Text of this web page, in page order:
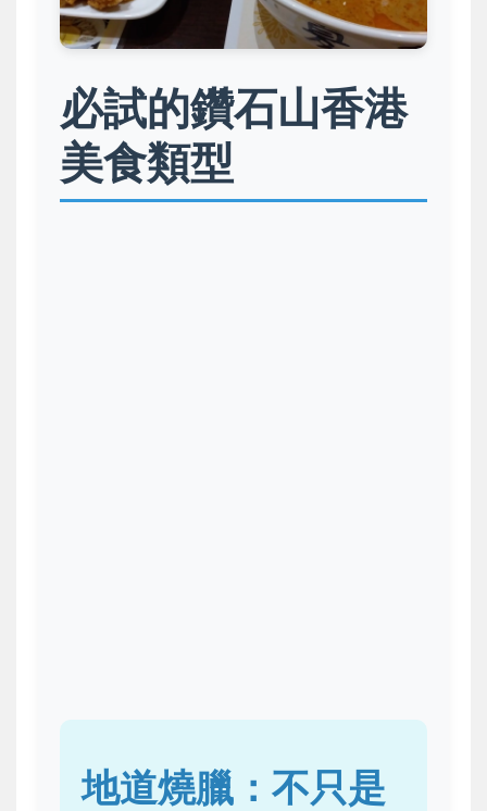
必試的鑽石山香港
美食類型
地道燒臘：不只是